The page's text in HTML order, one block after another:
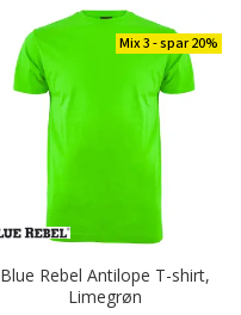
Mix 3 - spar 20%
Blue Rebel Antilope T-shirt,
Limegrøn